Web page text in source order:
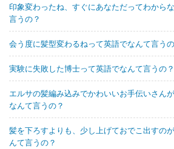
印象変わったね、すぐにあなただってわから
言うの？
会う度に髪型変わるねって英語でなんて言う
実験に失敗した博士って英語でなんて言うの？
エルサの髪編み込みでかわいいお手伝いさん
なんて言うの？
髪を下ろすよりも、少し上げておでこ出すの
んて言うの？